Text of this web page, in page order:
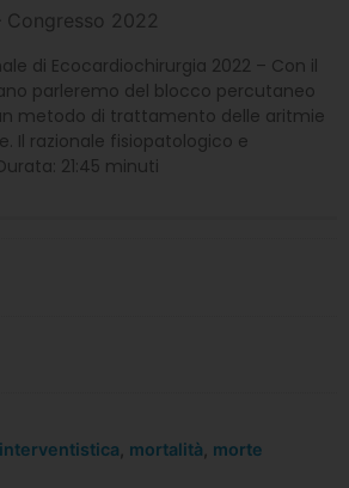
Congresso 2022
di Ecocardiochirurgia 2022 – Con il
parleremo del blocco percutaneo
metodo di trattamento delle aritmie
Il razionale fisiopatologico e
21:45 minuti
interventistica mortalità morte